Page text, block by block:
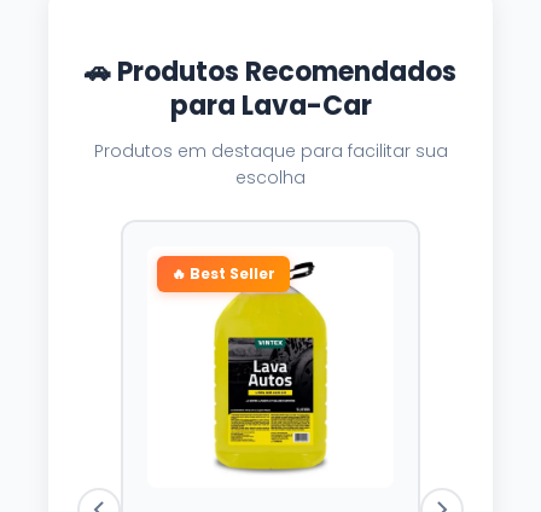
🚗 Produtos Recomendados
para Lava-Car
Produtos em destaque para facilitar sua
escolha
🔥 Best Seller